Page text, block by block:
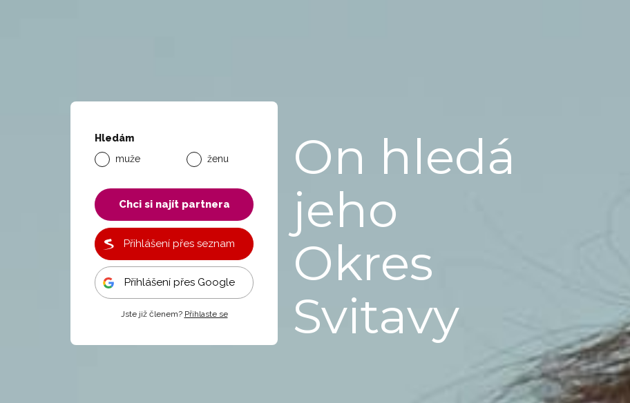
Hledám
muže
ženu
Chci si najít partnera
Přihlášení přes seznam
Přihlášení přes Google
Jste již členem? Přihlaste se
On hledá
jeho
Okres
Svitavy